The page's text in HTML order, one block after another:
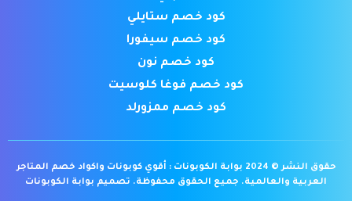
كود خصم ستايلي
كود خصم سيفورا
كود خصم نون
كود خصم فوغا كلوسيت
كود خصم ممزورلد
حقوق النشر © 2024 بوابة الكوبونات : أقوي كوبونات واكواد خصم المتاجر
العربية والعالمية. جميع الحقوق محفوظة. تصميم بوابة الكوبونات